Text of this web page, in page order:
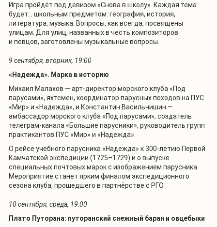
Игра пройдёт под девизом «Снова в школу». Каждая тема
будет… школьным предметом: география, история,
литература, музыка. Вопросы, как всегда, посвящены
улицам. Для улиц, названных в честь композиторов
и певцов, заготовлены музыкальные вопросы.
9 сентября, вторник, 19:00
«Надежда». Марка в историю
Михаил Малахов — арт-директор морского клуба «Под
парусами», яхтсмен, координатор парусных походов на ПУС
«Мир» и «Надежда», и Константин Васильчишин —
амбассадор морского клуба «Под парусами», создатель
телеграм-канала «Большие парусники», руководитель групп
практикантов ПУС «Мир» и «Надежда».
О рейсе учебного парусника «Надежда» к 300-летию Первой
Камчатской экспедиции (1725–1729) и о выпуске
специальных почтовых марок с изображением парусника.
Мероприятие станет ярким финалом экспедиционного
сезона клуба, прошедшего в партнёрстве с РГО.
10 сентября, среда, 19:00
Плато Путорана: путоранский снежный баран и овцебыки